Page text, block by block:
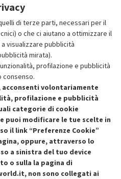
al carrello
sul prodotto ricondizionato.
Recedere dal contratto qui
di terze parti, necessari per il
o che ci aiutano a ottimizzare il
visualizzare pubblicità
mirata).
profilazione e pubblicità
consenso.
volontariamente
profilazione e pubblicità
categorie di cookie
puoi modificare le tue scelte in
il link “Preferenze Cookie”
oppure, attraverso lo
a sinistra del tuo device
o sulla la pagina di
non sono collegati ai